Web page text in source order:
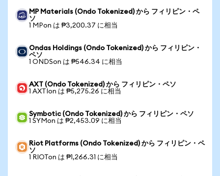
MP Materials (Ondo Tokenized) から フィリピン・ペ
ソ
1 MPon は ₱3,200.37 に相当
Ondas Holdings (Ondo Tokenized) から フィリピン・
ペソ
1 ONDSon は ₱546.34 に相当
AXT (Ondo Tokenized) から フィリピン・ペソ
1 AXTIon は ₱5,275.26 に相当
Symbotic (Ondo Tokenized) から フィリピン・ペソ
1 SYMon は ₱2,453.09 に相当
Riot Platforms (Ondo Tokenized) から フィリピン・ペ
ソ
1 RIOTon は ₱1,266.31 に相当